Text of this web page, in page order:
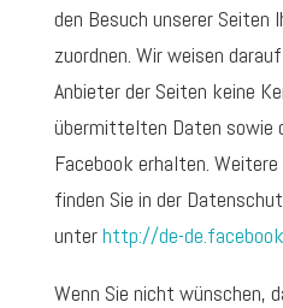
den Besuch unserer Seiten
zuordnen. Wir weisen
Anbieter der Seiten keine
übermittelten Daten sowie
Facebook erhalten.
finden Sie in der
unterhttp://de-
Wenn Sie nicht wünschen,